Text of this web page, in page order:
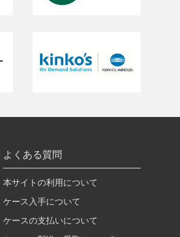
よくある質問
本サイトの利用について
ケース入手について
ケースの支払いについて